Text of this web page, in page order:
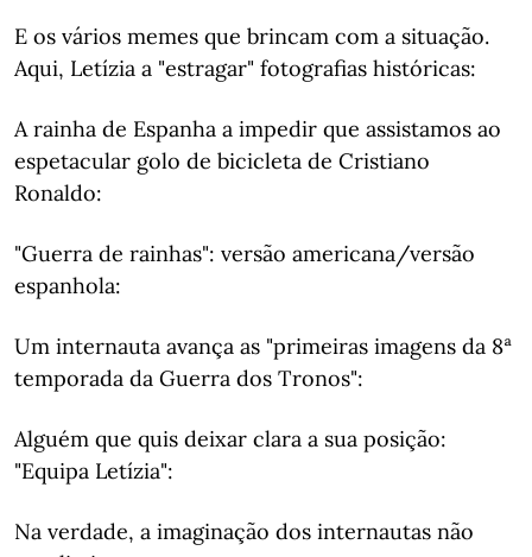
E os vários memes que brincam com a situação.
Aqui, Letízia a "estragar" fotografias históricas:
A rainha de Espanha a impedir que assistamos ao
espetacular golo de bicicleta de Cristiano
Ronaldo:
"Guerra de rainhas": versão americana/versão
espanhola:
Um internauta avança as "primeiras imagens da 8ª
temporada da Guerra dos Tronos":
Alguém que quis deixar clara a sua posição:
"Equipa Letízia":
Na verdade, a imaginação dos internautas não